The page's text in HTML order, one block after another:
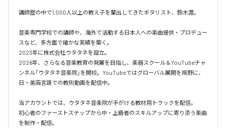
講師歴の中で1,000人以上の教え子を輩出してきたギタリスト、鈴木渡。
音楽専門学校での講師や、海外で活動する日本人への楽曲提供・プロデュー
スなど、多方面で確かな実績を築く。
2023年に株式会社ウタタネを設立。
2026年、さらなる音楽教育の発展を目指し、楽器スクール＆YouTubeチャ
ンネル「ウタタネ音楽院」を開校。YouTubeではグローバル展開を視野に、
日・英両言語での教則動画を配信中。
当アカウントでは、ウタタネ音楽院が手がける教材用トラックを配信。
初心者のファーストステップから中・上級者のスキルアップに寄り添う楽曲
を制作・配信。